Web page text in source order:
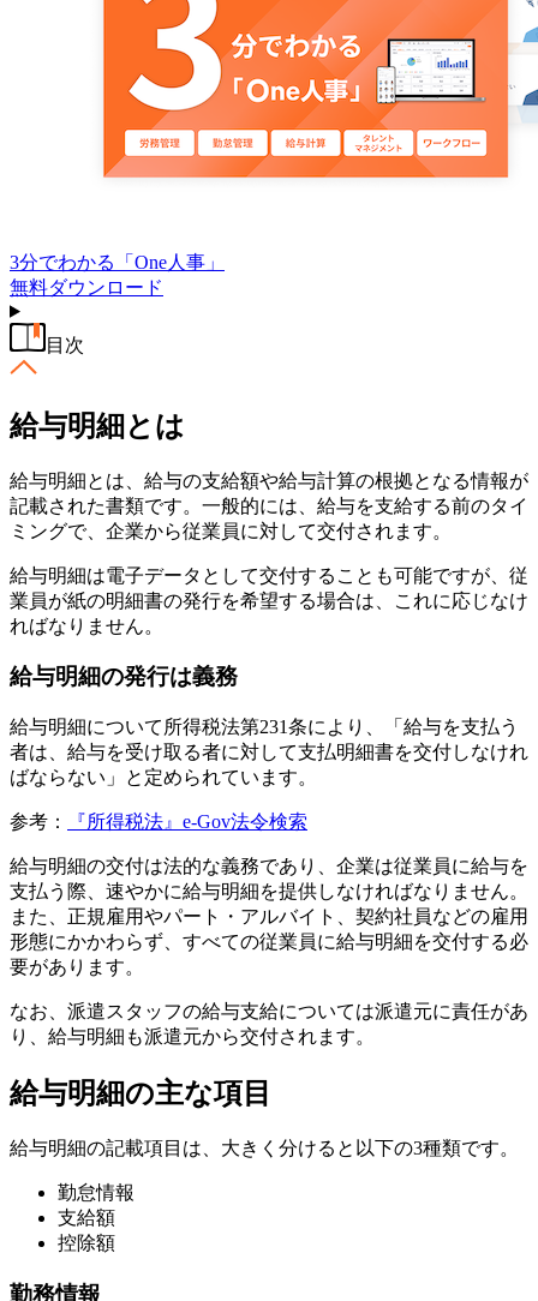
3分でわかる「One人事」
無料ダウンロード
目次
給与明細とは
給与明細とは、給与の支給額や給与計算の根拠となる情報が
記載された書類です。一般的には、給与を支給する前のタイ
ミングで、企業から従業員に対して交付されます。
給与明細は電子データとして交付することも可能ですが、従
業員が紙の明細書の発行を希望する場合は、これに応じなけ
ればなりません。
給与明細の発行は義務
給与明細について所得税法第231条により、「給与を支払う
者は、給与を受け取る者に対して支払明細書を交付しなけれ
ばならない」と定められています。
参考： 『所得税法』e-Gov法令検索
給与明細の交付は法的な義務であり、企業は従業員に給与を
支払う際、速やかに給与明細を提供しなければなりません。
また、正規雇用やパート・アルバイト、契約社員などの雇用
形態にかかわらず、すべての従業員に給与明細を交付する必
要があります。
なお、派遣スタッフの給与支給については派遣元に責任があ
り、給与明細も派遣元から交付されます。
給与明細の主な項目
給与明細の記載項目は、大きく分けると以下の3種類です。
勤怠情報
支給額
控除額
勤務情報